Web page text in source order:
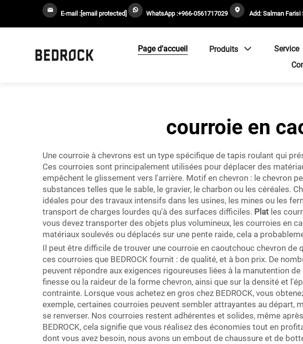
E-mail : [email protected] WhatsApp :+966-0561717029 Add: Salman
Page d'accueil Produits Service
courroie en
Une courroie à chevrons est un type spécifique de tapis roulant qui
Ces courroies sont principalement utilisées pour déplacer des
empêchent le glissement vers l'arrière. Motif en chevron : le chevron
substances telles que le sable, le gravier, le charbon ou les céréales.
idéales pour des travaux intensifs dans les usines, les mines ou les
transport de charges lourdes qu'à des surfaces difficiles. Plat les
vous devez transporter des objets plus volumineux, les courroies en
matériaux soulevés ou déplacés sur une pente raide, cela a
Il peut être difficile de trouver une courroie en caoutchouc chevron
ces courroies que BEDROCK fournit : de qualité, et à bon prix. De
peuvent répondre aux exigences rigoureuses liées à la manutention
finesse ou la raideur de la forme chevron, ainsi que sur la densité et
contrainte. Lorsque vous achetez en gros chez BEDROCK, vous
exemple, certaines courroies peuvent sembler attrayantes au départ,
se renverser. Nos courroies restent adhérentes et solides, même
BEDROCK, cela signifie que vous réalisez des économies tout en
dont vous avez besoin, nous avons un embout de chaussure et de